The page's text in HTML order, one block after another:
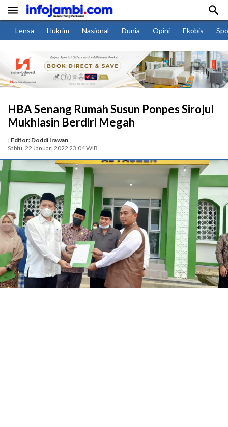
 
Lensa Hukrim Nasional Dunia Opini Ekobis
HBA Senang Rumah Susun Ponpes Sirojul
Mukhlasin Berdiri Megah
| Editor: Doddi Irawan
Sabtu, 22 Januari 2022 23:04 WIB